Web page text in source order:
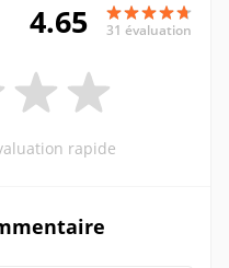
4.65 31 évaluation
rapide